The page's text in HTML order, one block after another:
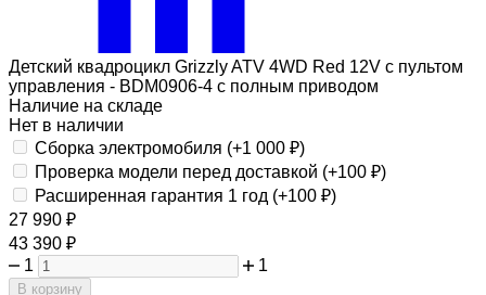
Детский квадроцикл Grizzly ATV 4WD Red 12V с пультом
управления - BDM0906-4 с полным приводом
Наличие на складе
Нет в наличии
Сборка электромобиля (+1 000 ₽)
Проверка модели перед доставкой (+100 ₽)
Расширенная гарантия 1 год (+100 ₽)
27 990 ₽
43 390 ₽
1
1
В корзину